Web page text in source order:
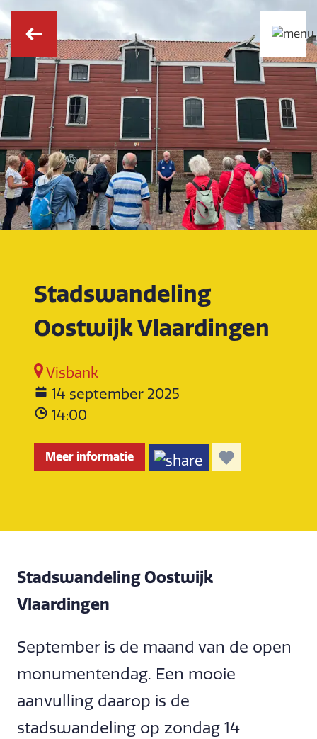
Stadswandeling
Oostwijk Vlaardingen
Visbank
14 september 2025
14:00
Meer informatie
Stadswandeling Oostwijk
Vlaardingen
September is de maand van de open
monumentendag. Een mooie
aanvulling daarop is de
stadswandeling op zondag 14